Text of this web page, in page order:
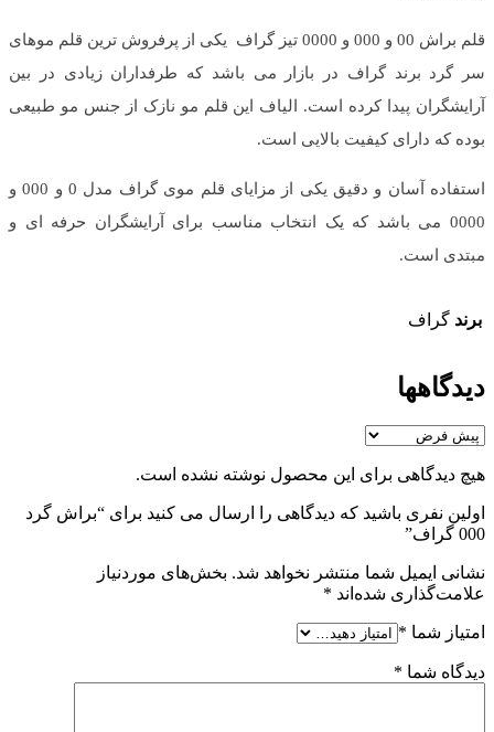
قلم براش 00 و 000 و 0000 تیز گراف یکی از پرفروش ترین قلم موهای
سر گرد برند گراف در بازار می باشد که طرفداران زیادی در بین
آرایشگران پیدا کرده است. الیاف این قلم مو نازک از جنس مو طبیعی
بوده که دارای کیفیت بالایی است.
استفاده آسان و دقیق یکی از مزایای قلم موی گراف مدل 0 و 000 و
0000 می باشد که یک انتخاب مناسب برای آرایشگران حرفه ای و
مبتدی است.
برند گراف
دیدگاهها
هیچ دیدگاهی برای این محصول نوشته نشده است.
اولین نفری باشید که دیدگاهی را ارسال می کنید برای “براش گرد
000 گراف”
نشانی ایمیل شما منتشر نخواهد شد. بخش‌های موردنیاز
علامت‌گذاری شده‌اند *
امتیاز شما *
دیدگاه شما *